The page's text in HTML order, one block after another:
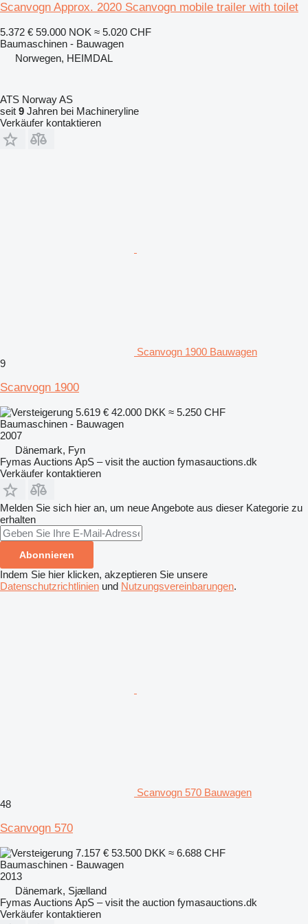
Scanvogn Approx. 2020 Scanvogn mobile trailer with toilet
5.372 € 59.000 NOK ≈ 5.020 CHF
Baumaschinen - Bauwagen
Norwegen, HEIMDAL
ATS Norway AS
seit 9 Jahren bei Machineryline
Verkäufer kontaktieren
Scanvogn 1900 Bauwagen
9
Scanvogn 1900
5.619 € 42.000 DKK ≈ 5.250 CHF
Baumaschinen - Bauwagen
2007
Dänemark, Fyn
Fymas Auctions ApS – visit the auction fymasauctions.dk
Verkäufer kontaktieren
Melden Sie sich hier an, um neue Angebote aus dieser Kategorie zu
erhalten
Abonnieren
Indem Sie hier klicken, akzeptieren Sie unsere
Datenschutzrichtlinien und Nutzungsvereinbarungen.
Scanvogn 570 Bauwagen
48
Scanvogn 570
7.157 € 53.500 DKK ≈ 6.688 CHF
Baumaschinen - Bauwagen
2013
Dänemark, Sjælland
Fymas Auctions ApS – visit the auction fymasauctions.dk
Verkäufer kontaktieren